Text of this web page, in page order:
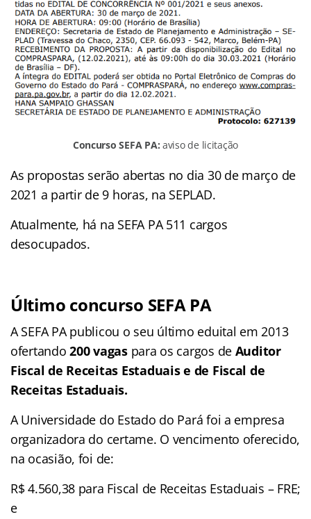
Concurso SEFA PA: aviso de licitação
As propostas serão abertas no dia 30 de março de
2021 a partir de 9 horas, na SEPLAD.
Atualmente, há na SEFA PA 511 cargos
desocupados.
Último concurso SEFA PA
A SEFA PA publicou o seu último eduital em 2013
ofertando200 vagaspara os cargos de Auditor
Fiscal de Receitas Estaduais e de Fiscal de
Receitas Estaduais.
A Universidade do Estado do Pará foi a empresa
organizadora do certame. O vencimento oferecido,
na ocasião, foi de:
R$ 4.560,38 para Fiscal de Receitas Estaduais – FRE;
e